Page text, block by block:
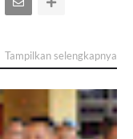
Tampilkan selengkapnya